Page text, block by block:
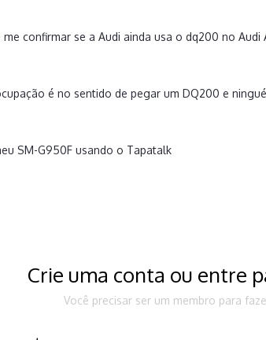
confirmar se a Audi ainda usa o dq200 no Audi
é no sentido de pegar um DQ200 e
SM-G950F usando o Tapatalk
Crie uma conta ou entre
Você precisar ser um membro para